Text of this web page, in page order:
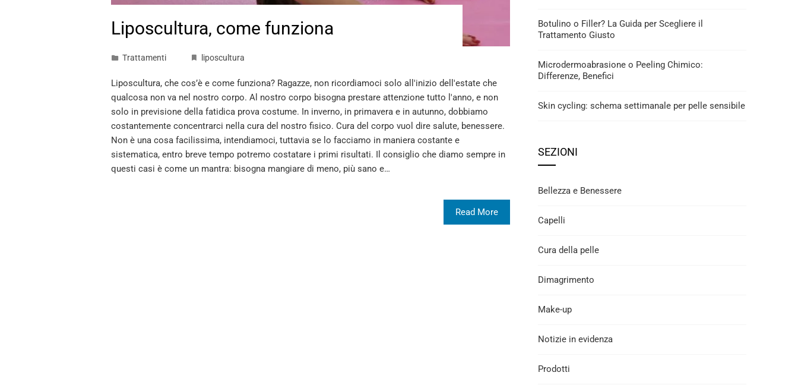
Liposcultura, come funziona
Trattamenti liposcultura
Liposcultura, che cos’è e come funziona? Ragazze, non ricordiamoci solo all'inizio dell'estate che
qualcosa non va nel nostro corpo. Al nostro corpo bisogna prestare attenzione tutto l'anno, e non
solo in previsione della fatidica prova costume. In inverno, in primavera e in autunno, dobbiamo
costantemente concentrarci nella cura del nostro fisico. Cura del corpo vuol dire salute, benessere.
Non è una cosa facilissima, intendiamoci, tuttavia se lo facciamo in maniera costante e
sistematica, entro breve tempo potremo costatare i primi risultati. Il consiglio che diamo sempre in
questi casi è come un mantra: bisogna mangiare di meno, più sano e…
Read More
Botulino o Filler? La Guida per Scegliere il
Trattamento Giusto
Microdermoabrasione o Peeling Chimico:
Differenze, Benefici
Skin cycling: schema settimanale per pelle sensibile
SEZIONI
Bellezza e Benessere
Capelli
Cura della pelle
Dimagrimento
Make-up
Notizie in evidenza
Prodotti